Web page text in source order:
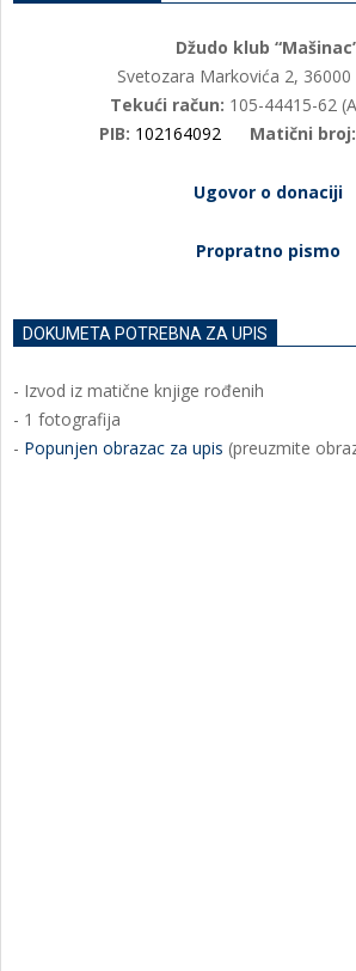
Džudo klub
Svetozara Markovića 2,
Tekući račun: 105-44415-62
PIB: 102164092 Matični broj:
Ugovor o donaciji
Propratno pismo
DOKUMETA POTREBNA ZA UPIS
- Izvod iz matične knjige rođenih
- 1 fotografija
- Popunjen obrazac za upis (preuzmite